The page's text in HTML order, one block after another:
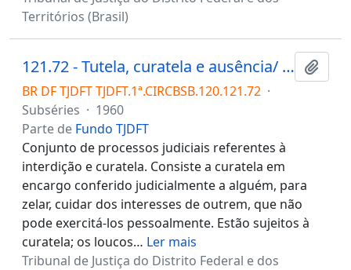
Territórios (Brasil)
121.72 - Tutela, curatela e ausência/ Interdição e curatela
BR DF TJDFT TJDFT.1ª.CIRCBSB.120.121.72 ·
Subséries · 1960
Parte de Fundo TJDFT
Conjunto de processos judiciais referentes à
interdição e curatela. Consiste a curatela em
encargo conferido judicialmente a alguém, para
zelar, cuidar dos interesses de outrem, que não
pode exercitá-los pessoalmente. Estão sujeitos à
curatela; os loucos… Ler mais
Tribunal de Justiça do Distrito Federal e dos